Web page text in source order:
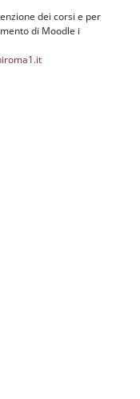
dei corsi e per
di Moodle i